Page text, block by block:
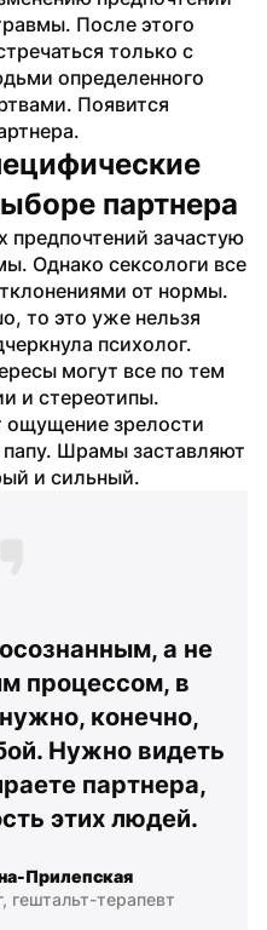
После этого
только с
определенного
Появится
партнера
зачастую
Однако сексологи все
от нормы.
то это уже нельзя
психолог.
могут все по тем
и стереотипы.
зрелости
Шрамы заставляют
и сильный.
а не
процессом, в
конечно,
Нужно видеть
партнера,
этих людей.
Прилепская
гештальт-терапевт